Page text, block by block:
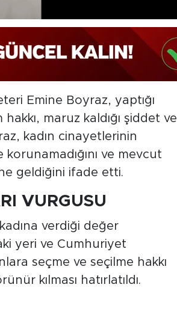
Emine Boyraz, yaptığı
maruz kaldığı şiddet ve
kadın cinayetlerinin
ve mevcut
geldiğini ifade etti.
VURGUSU
verdiği değer
yeri ve Cumhuriyet
seçme ve seçilme hakkı
kılması hatırlatıldı.